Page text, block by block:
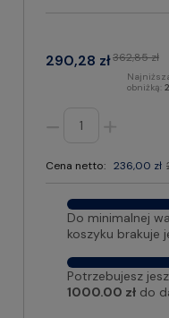
290,28 zł362,85 zł
obniżką:
Cena netto: 236,00 zł
Do minimalnej
koszyku brakuje
Potrzebujesz
1000.00 zł do